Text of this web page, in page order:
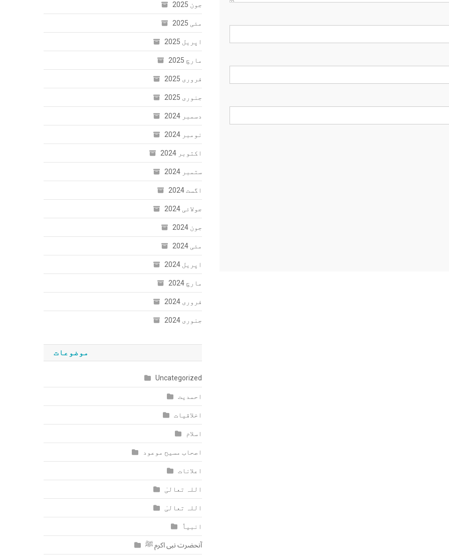
جون 2025
مئی 2025
اپریل 2025
مارچ 2025
فروری 2025
جنوری 2025
دسمبر 2024
نومبر 2024
اکتوبر 2024
ستمبر 2024
اگست 2024
جولائی 2024
جون 2024
مئی 2024
اپریل 2024
مارچ 2024
فروری 2024
جنوری 2024
موضوعات
Uncategorized
احمدیت
اخلاقیات
اسلام
اصحاب مسیح موعود
اعلانات
اللہ تعالیٰ
اللہ تعالیٰ
انبیاٗ
آنحضرت نبی اکرم ﷺ